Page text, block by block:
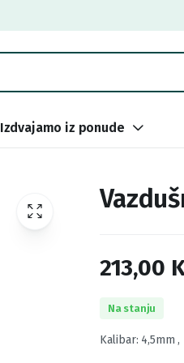
Izdvajamo iz ponude
213,00
Na stanju
Kalibar: 4,5mm